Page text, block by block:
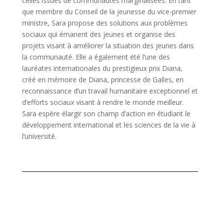
que membre du Conseil de la jeunesse du vice-premier
ministre, Sara propose des solutions aux problèmes
sociaux qui émanent des jeunes et organise des
projets visant à améliorer la situation des jeunes dans
la communauté. Elle a également été l’une des
lauréates internationales du prestigieux prix Diana,
créé en mémoire de Diana, princesse de Galles, en
reconnaissance d’un travail humanitaire exceptionnel et
d’efforts sociaux visant à rendre le monde meilleur.
Sara espère élargir son champ d’action en étudiant le
développement international et les sciences de la vie à
l’université.